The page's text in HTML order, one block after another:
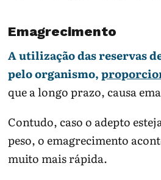
Emagrecimento
A utilização das reservas
pelo organismo,
que a longo prazo, causa
Contudo, caso o adepto
peso, o emagrecimento
muito mais rápida.